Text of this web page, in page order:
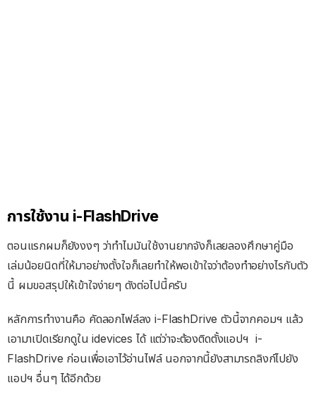
การใช้งาน i-FlashDrive
ตอนแรกผมก็ยังงงๆ ว่าทำไมมันใช้งานยากจังก็เลยลองศึกษาคู่มือ
เล่มน้อยนิดที่ให้มาอย่างตั้งใจก็เลยทำให้พอเข้าใจว่าต้องทำอย่างไรกับตัว
นี้ ผมขอสรุปให้เข้าใจง่ายๆ ดังต่อไปนี้ครับ
หลักการทำงานคือ คัดลอกไฟล์ลง i-FlashDrive ตัวนี้จากคอมฯ แล้ว
เอามาเปิดเรียกดูใน idevices ได้ แต่ว่าจะต้องติดตั้งแอปฯ i-
FlashDrive ก่อนเพื่อเอาไว้อ่านไฟล์ นอกจากนี้ยังสามารถลิงก์ไปยัง
แอปฯ อื่นๆ ได้อีกด้วย